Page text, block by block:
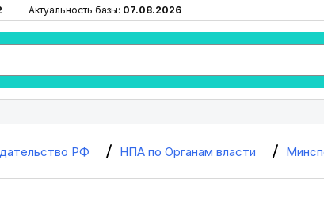
Актуальность базы: 07.08.2026
РФ НПА по Органам власти